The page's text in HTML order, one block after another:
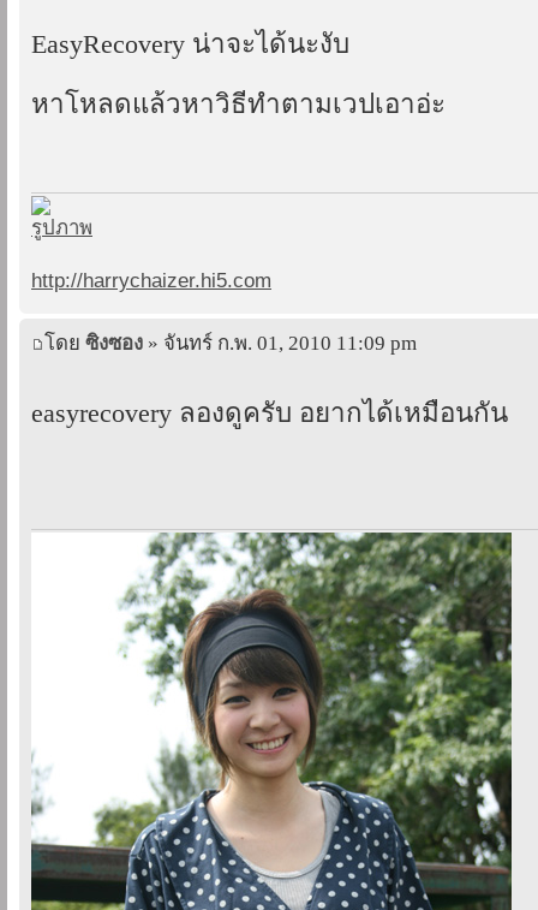
EasyRecovery น่าจะได้นะงับ
หาโหลดแล้วหาวิธีทำตามเวปเอาอ่ะ
http://harrychaizer.hi5.com
โดย ซิงซอง » จันทร์ ก.พ. 01, 2010 11:09 pm
easyrecovery ลองดูครับ อยากได้เหมือนกัน